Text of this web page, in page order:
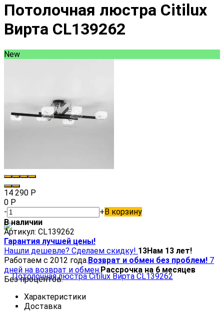
Потолочная люстра Citilux
Вирта CL139262
New
14 290 Р
0 Р
-
+В корзину
В наличии
Артикул: CL139262
Гарантия лучшей цены!
Нашли дешевле? Сделаем скидку! 13Нам 13 лет!
Работаем с 2012 года.Возврат и обмен без проблем! 7
дней на возврат и обмен.Рассрочка на 6 месяцев
Без процентов.
Характеристики
Доставка